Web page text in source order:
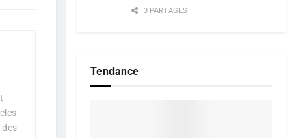
-
3 PARTAGES
Tendance